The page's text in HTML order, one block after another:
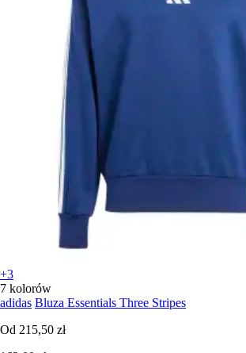
+3
7 kolorów
adidas Bluza Essentials Three Stripes
Od 215,50 zł